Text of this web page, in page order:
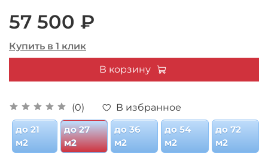
(0)
В избранное
до 21
м2
до 27
м2
до 36
м2
до 54
м2
до 72
м2
57 500 ₽
Купить в 1 клик
В корзину